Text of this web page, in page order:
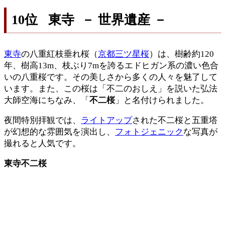
10位 東寺 － 世界遺産 －
東寺の八重紅枝垂れ桜（京都三ツ星桜）は、樹齢約120
年、樹高13m、枝ぶり7mを誇るエドヒガン系の濃い色合
いの八重桜です。その美しさから多くの人々を魅了して
います。また、この桜は「不二のおしえ」を説いた弘法
大師空海にちなみ、「 不二桜」と名付けられました。
夜間特別拝観では、 ライトアップされた不二桜と五重塔
が幻想的な雰囲気を演出し、 フォトジェニック な写真が
撮れると人気です。
東寺不二桜